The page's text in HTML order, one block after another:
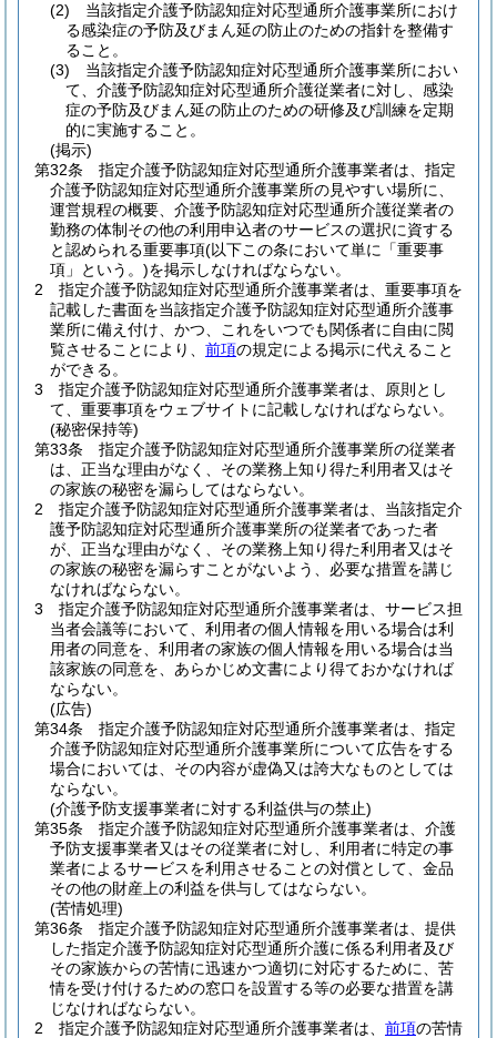
(2)
当該指定介護予防認知症対応型通所介護事業所におけ
る感染症の予防及びまん延の防止のための指針を整備す
ること。
(3)
当該指定介護予防認知症対応型通所介護事業所におい
て、介護予防認知症対応型通所介護従業者に対し、感染
症の予防及びまん延の防止のための研修及び訓練を定期
的に実施すること。
(掲示)
第32条
指定介護予防認知症対応型通所介護事業者は、指定
介護予防認知症対応型通所介護事業所の見やすい場所に、
運営規程の概要、介護予防認知症対応型通所介護従業者の
勤務の体制その他の利用申込者のサービスの選択に資する
と認められる重要事項(以下この条において単に「重要事
項」という。)を掲示しなければならない。
2
指定介護予防認知症対応型通所介護事業者は、重要事項を
記載した書面を当該指定介護予防認知症対応型通所介護事
業所に備え付け、かつ、これをいつでも関係者に自由に閲
覧させることにより、 前項の規定による掲示に代えること
ができる。
3
指定介護予防認知症対応型通所介護事業者は、原則とし
て、重要事項をウェブサイトに記載しなければならない。
(秘密保持等)
第33条
指定介護予防認知症対応型通所介護事業所の従業者
は、正当な理由がなく、その業務上知り得た利用者又はそ
の家族の秘密を漏らしてはならない。
2
指定介護予防認知症対応型通所介護事業者は、当該指定介
護予防認知症対応型通所介護事業所の従業者であった者
が、正当な理由がなく、その業務上知り得た利用者又はそ
の家族の秘密を漏らすことがないよう、必要な措置を講じ
なければならない。
3
指定介護予防認知症対応型通所介護事業者は、サービス担
当者会議等において、利用者の個人情報を用いる場合は利
用者の同意を、利用者の家族の個人情報を用いる場合は当
該家族の同意を、あらかじめ文書により得ておかなければ
ならない。
(広告)
第34条
指定介護予防認知症対応型通所介護事業者は、指定
介護予防認知症対応型通所介護事業所について広告をする
場合においては、その内容が虚偽又は誇大なものとしては
ならない。
(介護予防支援事業者に対する利益供与の禁止)
第35条
指定介護予防認知症対応型通所介護事業者は、介護
予防支援事業者又はその従業者に対し、利用者に特定の事
業者によるサービスを利用させることの対償として、金品
その他の財産上の利益を供与してはならない。
(苦情処理)
第36条
指定介護予防認知症対応型通所介護事業者は、提供
した指定介護予防認知症対応型通所介護に係る利用者及び
その家族からの苦情に迅速かつ適切に対応するために、苦
情を受け付けるための窓口を設置する等の必要な措置を講
じなければならない。
2
指定介護予防認知症対応型通所介護事業者は、 前項の苦情